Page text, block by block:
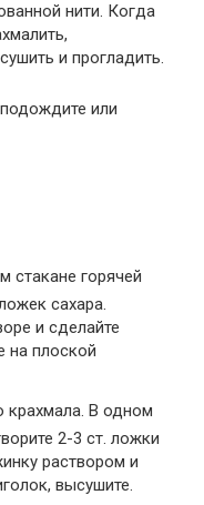
нити. Когда
и прогладить.
или
горячей
сахара.
и сделайте
на плоской
В одном
2-3 ст. ложки
раствором и
высушите.